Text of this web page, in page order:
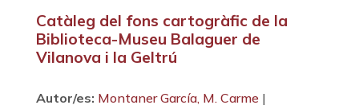
Catàleg del fons cartogràfic de la
Biblioteca-Museu Balaguer de
Vilanova i la Geltrú
Autor/es: Montaner García, M. Carme|